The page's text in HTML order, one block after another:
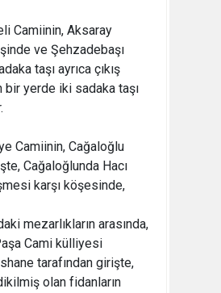
Camiinin, Aksaray
ve Şehzadebaşı
taşı ayrıca çıkış
bir yerde iki sadaka taşı
Camiinin, Cağaloğlu
Cağaloğlunda Hacı
karşı köşesinde,
mezarlıkların arasında,
Cami külliyesi
tarafından girişte,
olan fidanların